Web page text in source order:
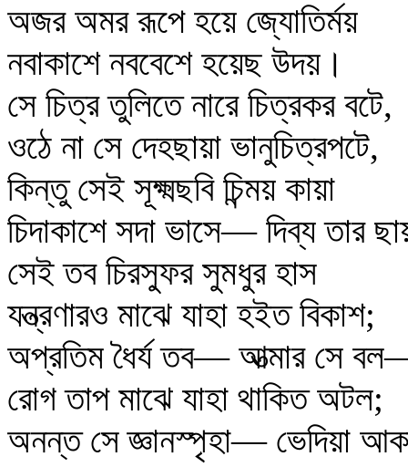
অজর অমর রূপে হয়ে জ্যোতির্ময়
নবাকাশে নববেশে হয়েছ উদয়।
সে চিত্র তুলিতে নারে চিত্রকর বটে,
ওঠে না সে দেহছায়া ভানুচিত্রপটে,
কিন্তু সেই সূক্ষ্মছবি চিন্ময় কায়া
চিদাকাশে সদা ভাসে— দিব্য তার
সেই তব চিরস্ফুর সুমধুর হাস
যন্ত্রণারও মাঝে যাহা হইত বিকাশ;
অপ্রতিম ধৈর্য তব— আত্মার সে
রোগ তাপ মাঝে যাহা থাকিত অটল;
অনন্ত সে জ্ঞানস্পৃহা— ভেদিয়া